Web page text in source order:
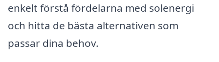
enkelt förstå fördelarna med solenergi
och hitta de bästa alternativen som
passar dina behov.